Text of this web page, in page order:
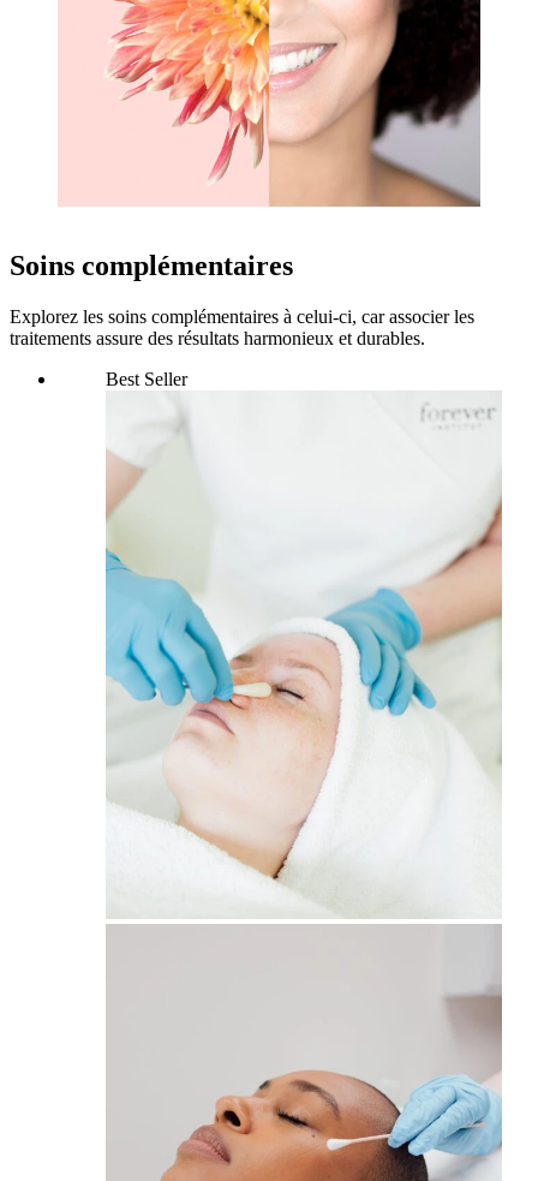
Soins complémentaires
Explorez les soins complémentaires à celui-ci, car associer les
traitements assure des résultats harmonieux et durables.
Best Seller